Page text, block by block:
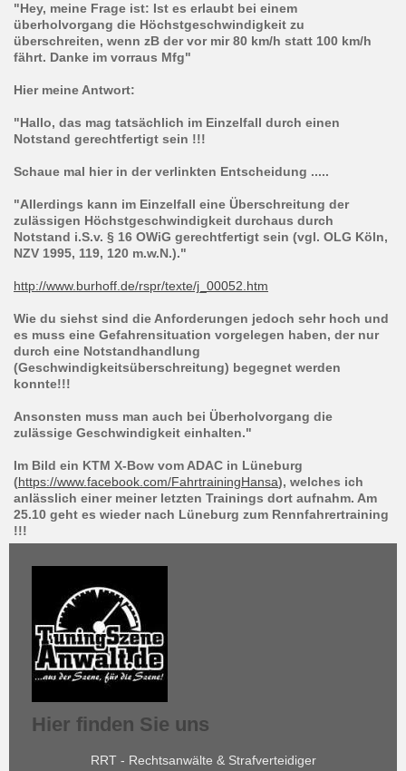
"Hey, meine Frage ist: Ist es erlaubt bei einem
überholvorgang die Höchstgeschwindigkeit zu
überschreiten, wenn zB der vor mir 80 km/h statt 100 km/h
fährt. Danke im vorraus Mfg"
Hier meine Antwort:
"Hallo, das mag tatsächlich im Einzelfall durch einen
Notstand gerechtfertigt sein !!!
Schaue mal hier in der verlinkten Entscheidung .....
"Allerdings kann im Einzelfall eine Überschreitung der
zulässigen Höchstgeschwindigkeit durchaus durch
Notstand i.S.v. § 16 OWiG gerechtfertigt sein (vgl. OLG Köln,
NZV 1995, 119, 120 m.w.N.)."
http://www.burhoff.de/rspr/texte/j_00052.htm
Wie du siehst sind die Anforderungen jedoch sehr hoch und
es muss eine Gefahrensituation vorgelegen haben, der nur
durch eine Notstandhandlung
(Geschwindigkeitsüberschreitung) begegnet werden
konnte!!!
Ansonsten muss man auch bei Überholvorgang die
zulässige Geschwindigkeit einhalten."
Im Bild ein KTM X-Bow vom ADAC in Lüneburg
(https://www.facebook.com/FahrtrainingHansa), welches ich
anlässlich einer meiner letzten Trainings dort aufnahm. Am
25.10 geht es wieder nach Lüneburg zum Rennfahrertraining
!!!
Hier finden Sie uns
RRT - Rechtsanwälte & Strafverteidiger